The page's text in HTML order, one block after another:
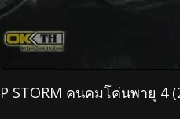
P STORM คนคมโค่นพายุ 4